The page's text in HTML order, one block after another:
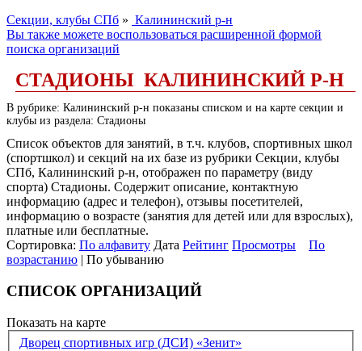
Секции, клубы СПб » Калининский р-н
Вы также можете воспользоваться расширенной формой
поиска организаций
СТАДИОНЫ КАЛИНИНСКИЙ Р-Н
В рубрике: Калининский р-н показаны списком и на карте секции и
клубы из раздела: Стадионы
Список объектов для занятий, в т.ч. клубов, спортивных школ
(спортшкол) и секций на их базе из рубрики Секции, клубы
СПб, Калининский р-н, отображен по параметру (виду
спорта) Стадионы. Содержит описание, контактную
информацию (адрес и телефон), отзывы посетителей,
информацию о возрасте (занятия для детей или для взрослых),
платные или бесплатные.
Сортировка: По алфавиту Дата Рейтинг Просмотры
По
возрастанию | По убыванию
СПИСОК ОРГАНИЗАЦИЙ
Показать на карте
Дворец спортивных игр (ДСИ) «Зенит»